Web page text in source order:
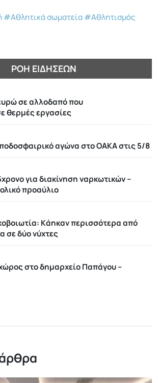
#Αθλητικά σωματεία#Αθλητισμός
ΡΟΉ ΕΙΔΉΣΕΩΝ
σε αλλοδαπό που
θερμές εργασίες
αγώνα στο ΟΑΚΑ στις 5/8
για διακίνηση ναρκωτικών –
προαύλιο
Kάηκαν περισσότερα από
σε δύο νύχτες
στο δημαρχείο Παπάγου –